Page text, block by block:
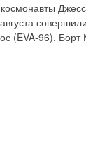
(EVA-96).